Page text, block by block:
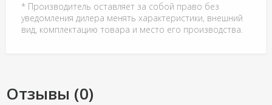
* Производитель оставляет за собой право без
уведомления дилера менять характеристики, внешний
вид, комплектацию товара и место его производства.
Отзывы (0)